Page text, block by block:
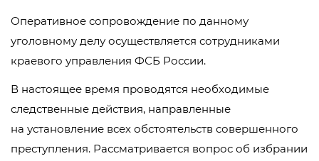
Оперативное сопровождение по данному
уголовному делу осуществляется сотрудниками
краевого управления ФСБ России.
В настоящее время проводятся необходимые
следственные действия, направленные
на установление всех обстоятельств совершенного
преступления. Рассматривается вопрос об избрании